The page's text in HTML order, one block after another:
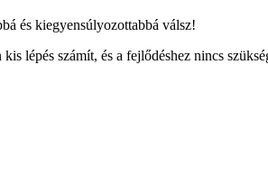
és kiegyensúlyozottabbá válsz!
lépés számít, és a fejlődéshez nincs